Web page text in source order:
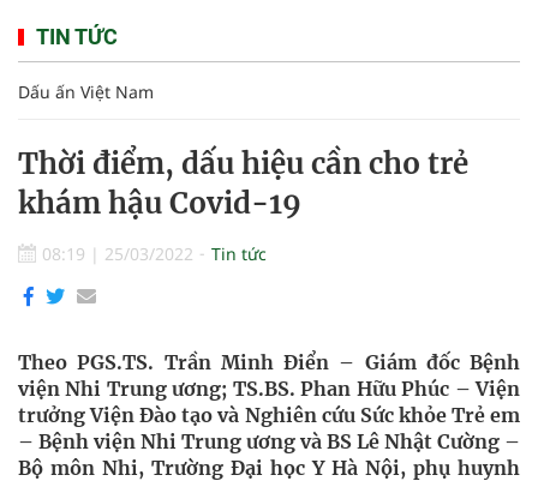
TIN TỨC
Dấu ấn Việt Nam
Thời điểm, dấu hiệu cần cho trẻ
khám hậu Covid-19
08:19 | 25/03/2022 Tin tức
Theo PGS.TS. Trần Minh Điển – Giám đốc Bệnh
viện Nhi Trung ương; TS.BS. Phan Hữu Phúc – Viện
trưởng Viện Đào tạo và Nghiên cứu Sức khỏe Trẻ em
– Bệnh viện Nhi Trung ương và BS Lê Nhật Cường –
Bộ môn Nhi, Trường Đại học Y Hà Nội, phụ huynh